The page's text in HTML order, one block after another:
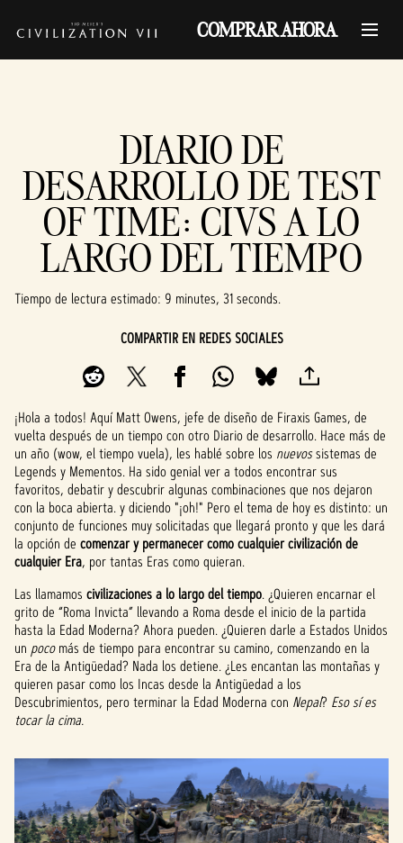
COMPRAR AHORA
DIARIO DE
DESARROLLO DE TEST
OF TIME: CIVS A LO
LARGO DEL TIEMPO
Tiempo de lectura estimado 9 minutes, 31 seconds
COMPARTIR EN REDES SOCIALES
¡Hola a todos! Aquí Matt Owens, jefe de diseño de Firaxis Games, de
vuelta después de un tiempo con otro Diario de desarrollo. Hace más de
un año (wow, el tiempo vuela), les hablé sobre los nuevossistemas de
Legends y Mementos. Ha sido genial ver a todos encontrar sus
favoritos, debatir y descubrir algunas combinaciones que nos dejaron
con la boca abierta. y diciendo "¡oh!" Pero el tema de hoy es distinto: un
conjunto de funciones muy solicitadas que llegará pronto y que les dará
la opción de comenzar y permanecer como cualquier civilización de
cualquier Era, por tantas Eras como quieran.
Las llamamos civilizaciones a lo largo del tiempo. ¿Quieren encarnar el
grito de “Roma Invicta” llevando a Roma desde el inicio de la partida
hasta la Edad Moderna? Ahora pueden. ¿Quieren darle a Estados Unidos
un pocomás de tiempo para encontrar su camino, comenzando en la
Era de la Antigüedad? Nada los detiene. ¿Les encantan las montañas y
quieren pasar como los Incas desde la Antigüedad a los
Descubrimientos, pero terminar la Edad Moderna con Nepal? Eso sí es
tocar la cima.